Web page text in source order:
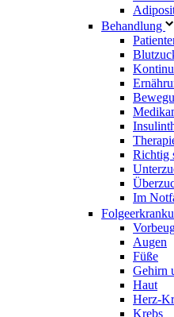
Behandlung
Richtig
Im
Augen
Füße
Gehirn
Haut
Herz-
Krebs